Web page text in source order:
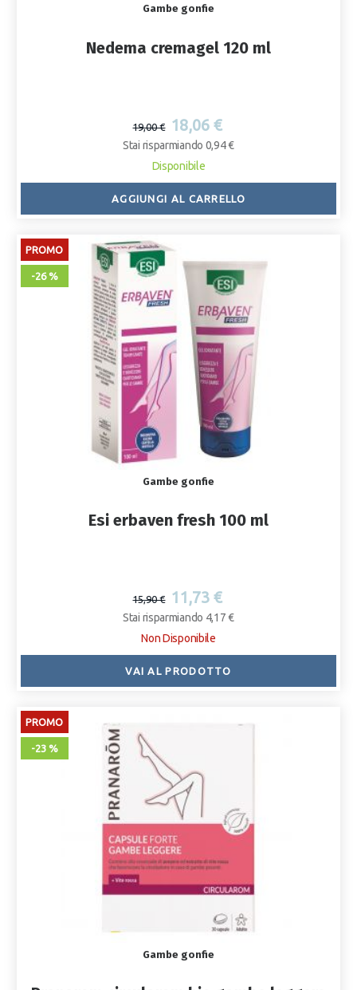
Gambe gonfie
Nedema cremagel 120 ml
19,00 € 18,06 €
Stai risparmiando 0,94 €
Disponibile
AGGIUNGI AL CARRELLO
PROMO
-26 %
Gambe gonfie
Esi erbaven fresh 100 ml
15,90 € 11,73 €
Stai risparmiando 4,17 €
Non Disponibile
VAI AL PRODOTTO
PROMO
-23 %
Gambe gonfie